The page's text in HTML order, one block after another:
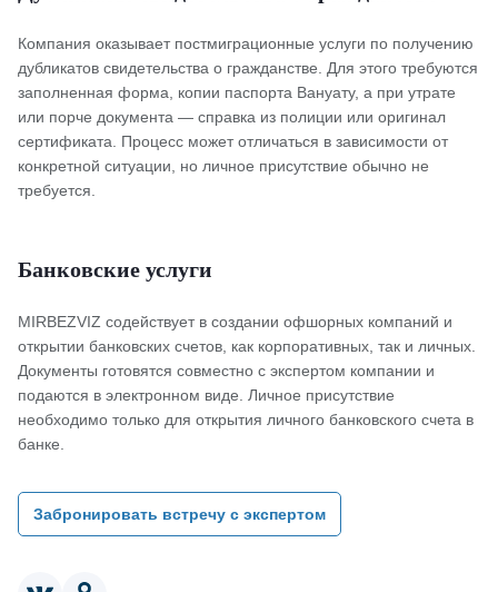
Компания оказывает постмиграционные услуги по получению
дубликатов свидетельства о гражданстве. Для этого требуются
заполненная форма, копии паспорта Вануату, а при утрате
или порче документа — справка из полиции или оригинал
сертификата. Процесс может отличаться в зависимости от
конкретной ситуации, но личное присутствие обычно не
требуется.
Банковские услуги
MIRBEZVIZ содействует в создании офшорных компаний и
открытии банковских счетов, как корпоративных, так и личных.
Документы готовятся совместно с экспертом компании и
подаются в электронном виде. Личное присутствие
необходимо только для открытия личного банковского счета в
банке.
Забронировать встречу с экспертом